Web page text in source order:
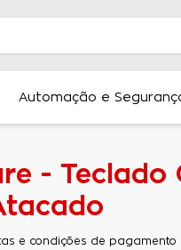
Automação e
- Teclado
e condições de